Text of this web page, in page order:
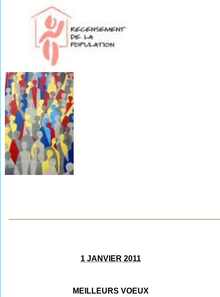
1 JANVIER 2011
MEILLEURS VOEUX